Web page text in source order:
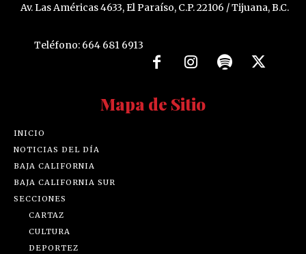
Av. Las Américas 4633, El Paraíso, C.P. 22106 / Tijuana, B.C.
Teléfono: 664 681 6913
Mapa de Sitio
INICIO
NOTICIAS DEL DÍA
BAJA CALIFORNIA
BAJA CALIFORNIA SUR
SECCIONES
CARTAZ
CULTURA
DEPORTEZ